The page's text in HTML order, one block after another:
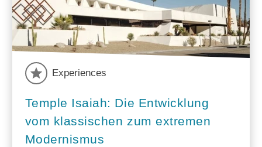
Experiences
Temple Isaiah: Die Entwicklung
vom klassischen zum extremen
Modernismus